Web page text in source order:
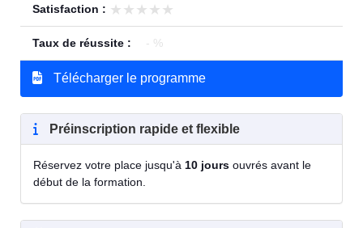
Satisfaction : ★★★★★
★★★★★
Taux de réussite : - %
Télécharger le programme
Préinscription rapide et flexible
Réservez votre place jusqu'à 10 jours ouvrés avant le
début de la formation.